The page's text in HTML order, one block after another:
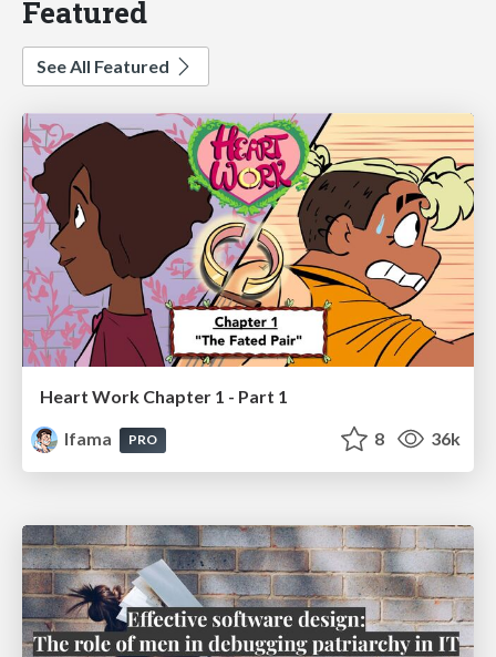
Featured
See All Featured
Heart Work Chapter 1 - Part 1
lfama
PRO 8 36k